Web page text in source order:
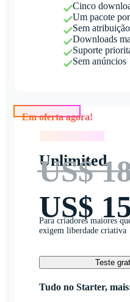
Cinco
Um pacote
Sem
Downloads
Suporte
Sem anúncios
Unlimited
US$
US$
Para criadores maiores
exigem liberdade criativa
Teste
Tudo no Starter,